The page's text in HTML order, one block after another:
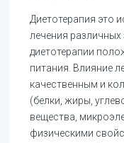
Диетотерапия это
лечения
диетотерапии
питания. Влияние
качественным и
(белки, жиры,
вещества,
физическими